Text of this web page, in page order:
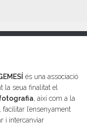
és una associació
la seua finalitat el
, així com a la
l’ensenyament
i intercanviar